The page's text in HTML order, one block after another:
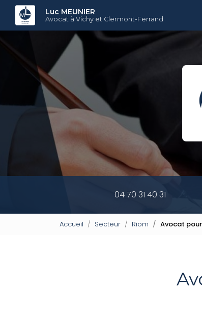
Aller
contenu
Luc MEUNIER
Avocat à Vichy et Clermont-Ferrand
04 70 31 40 31
Accueil Secteur Riom Avocat